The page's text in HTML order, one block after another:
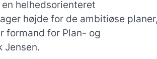
helhedsorienteret
højde for de ambitiøse planer,
formand for Plan- og
Jensen.